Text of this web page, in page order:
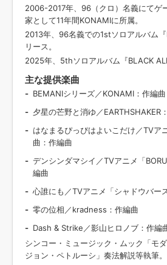
2006-2017年、96（クロ）名義にてゲ
家として11年間KONAMIに所属。
2013年、96名義での1stソロアルバム
リース。
2025年、5thソロアルバム『BLACK
主な提供楽曲
BEMANIシリーズ／KONAMI：作編曲
夕星の芒野と消ゆ／EARTHSHAKER
はなまるぴっぴはよいこだけ／TVア
曲：作編曲
デンシンダマシイ／TVアニメ「
編曲
心誰にも／TVアニメ「シャドウバー
零の位相／kradness：作編曲
Dash & Strike／影山ヒロノブ：作編
シンコー・ミュージック・ムック「モ
ジョン・ペトルーシ」奏法解説等執筆。